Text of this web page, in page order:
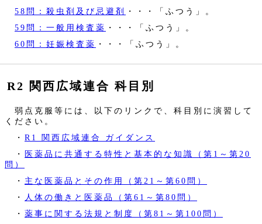
58問：殺虫剤及び忌避剤
・・・「ふつう」。
59問：一般用検査薬 ・・・「ふつう」。
60問：妊娠検査薬 ・・・「ふつう」。
R2 関西広域連合 科目別
弱点克服等には、以下のリンクで、科目別に演習して
ください。
・ R1 関西広域連合 ガイダンス
・
医薬品に共通する特性と基本的な知識（第1～第20
問）
・ 主な医薬品とその作用（第21～第60問）
・
人体の働きと医薬品（第61～第80問）
・ 薬事に関する法規と制度（第81～第100問）